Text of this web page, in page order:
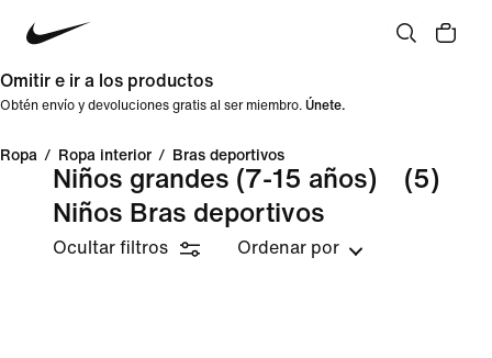
Omitir e ir a los productos
Obtén envío y devoluciones gratis al ser miembro. Únete.
Ropa / Ropa interior / Bras deportivos
Niños grandes (7-15 años)
Niños Bras deportivos
(5)
Ocultar filtros Ordenar por